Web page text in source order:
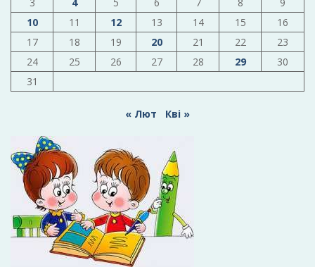
3
4 5 6 7 8
9
10
11 12 13 14 15
16
17
18 19 20 21 22
23
24
25 26 27 28 29
30
31
« Лют Кві »